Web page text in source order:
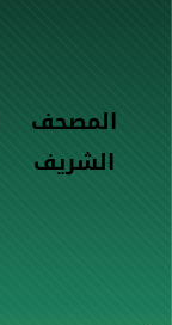
المصحف
الشريف